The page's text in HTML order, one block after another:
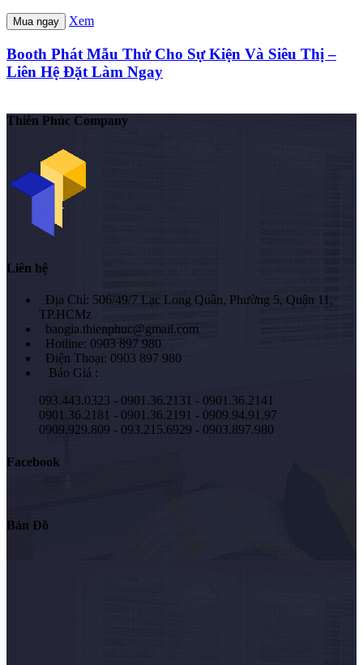
Mua ngay Xem
Booth Phát Mẫu Thử Cho Sự Kiện Và Siêu Thị –
Liên Hệ Đặt Làm Ngay
Thiên Phúc Company
Liên hệ
Địa Chỉ: 506/49/7 Lạc Long Quân, Phường 5, Quận 11,
TP.HCMz
baogia.thienphuc@gmail.com
Hotline: 0903 897 980
Điện Thoại: 0903 897 980
Báo Giá :
093.443.0323 - 0901.36.2131 - 0901.36.2141
0901.36.2181 - 0901.36.2191 - 0909.94.91.97
0909.929.809 - 093.215.6929 - 0903.897.980
Facebook
Bản Đồ